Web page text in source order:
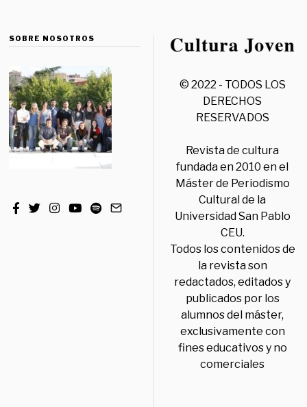
SOBRE NOSOTROS
© 2022 - TODOS LOS
DERECHOS
RESERVADOS
Revista de cultura
fundada en 2010 en el
Máster de Periodismo
Cultural de la
Universidad San Pablo
CEU.
Todos los contenidos de
la revista son
redactados, editados y
publicados por los
alumnos del máster,
exclusivamente con
fines educativos y no
comerciales